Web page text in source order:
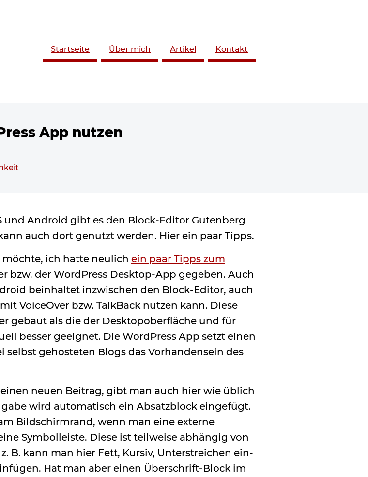
Startseite Über mich Artikel Kontakt
App nutzen
und Android gibt es den Block-Editor Gutenberg
auch dort genutzt werden. Hier ein paar Tipps.
ich hatte neulich ein paar Tipps zum
bzw. der WordPress Desktop-App gegeben. Auch
beinhaltet inzwischen den Block-Editor, auch
VoiceOver bzw. TalkBack nutzen kann. Diese
gebaut als die der Desktopoberfläche und für
besser geeignet. Die WordPress App setzt einen
selbst gehosteten Blogs das Vorhandensein des
neuen Beitrag, gibt man auch hier wie üblich
wird automatisch ein Absatzblock eingefügt.
Bildschirmrand, wenn man eine externe
Symbolleiste. Diese ist teilweise abhängig von
B. kann man hier Fett, Kursiv, Unterstreichen ein-
Hat man aber einen Überschrift-Block im